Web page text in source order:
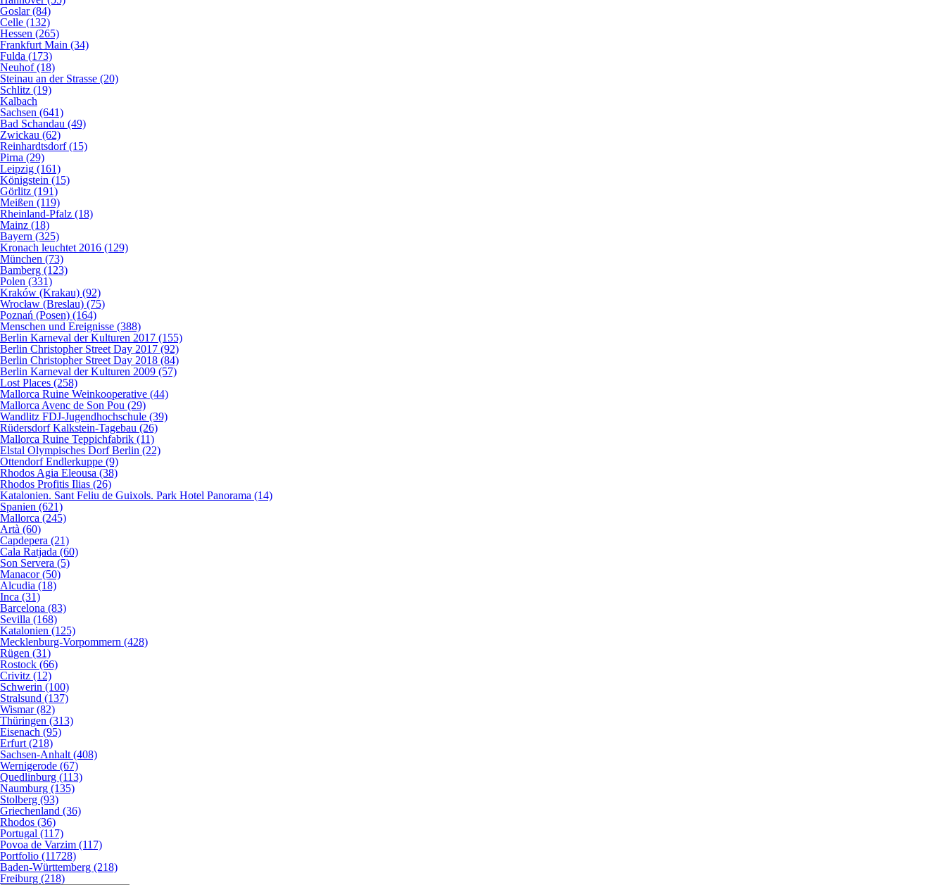
Goslar (84)
Celle (132)
Hessen (265)
Frankfurt Main (34)
Fulda (173)
Neuhof (18)
Steinau an der Strasse (20)
Schlitz (19)
Kalbach
Sachsen (641)
Bad Schandau (49)
Zwickau (62)
Reinhardtsdorf (15)
Pirna (29)
Leipzig (161)
Königstein (15)
Görlitz (191)
Meißen (119)
Rheinland-Pfalz (18)
Mainz (18)
Bayern (325)
Kronach leuchtet 2016 (129)
München (73)
Bamberg (123)
Polen (331)
Kraków (Krakau) (92)
Wrocław (Breslau) (75)
Poznań (Posen) (164)
Menschen und Ereignisse (388)
Berlin Karneval der Kulturen 2017 (155)
Berlin Christopher Street Day 2017 (92)
Berlin Christopher Street Day 2018 (84)
Berlin Karneval der Kulturen 2009 (57)
Lost Places (258)
Mallorca Ruine Weinkooperative (44)
Mallorca Avenc de Son Pou (29)
Wandlitz FDJ-Jugendhochschule (39)
Rüdersdorf Kalkstein-Tagebau (26)
Mallorca Ruine Teppichfabrik (11)
Elstal Olympisches Dorf Berlin (22)
Ottendorf Endlerkuppe (9)
Rhodos Agia Eleousa (38)
Rhodos Profitis Ilias (26)
Katalonien. Sant Feliu de Guixols. Park Hotel Panorama (14)
Spanien (621)
Mallorca (245)
Artà (60)
Capdepera (21)
Cala Ratjada (60)
Son Servera (5)
Manacor (50)
Alcudia (18)
Inca (31)
Barcelona (83)
Sevilla (168)
Katalonien (125)
Mecklenburg-Vorpommern (428)
Rügen (31)
Rostock (66)
Crivitz (12)
Schwerin (100)
Stralsund (137)
Wismar (82)
Thüringen (313)
Eisenach (95)
Erfurt (218)
Sachsen-Anhalt (408)
Wernigerode (67)
Quedlinburg (113)
Naumburg (135)
Stolberg (93)
Griechenland (36)
Rhodos (36)
Portugal (117)
Povoa de Varzim (117)
Portfolio (11728)
Baden-Württemberg (218)
Freiburg (218)